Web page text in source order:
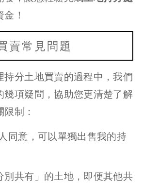
！
賣常見問題
持分土地買賣的過程中，我們
幾項疑問，協助您更清楚了解
制：
同意，可以單獨出售我的持
別共有」的土地，即便其他共